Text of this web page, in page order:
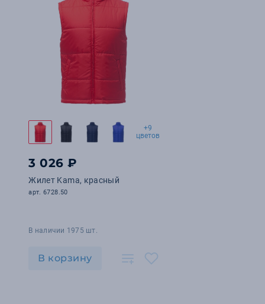
+9
цветов
3 026 ₽
Жилет Kama, красный
арт. 6728.50
В наличии 1975 шт.
В корзину